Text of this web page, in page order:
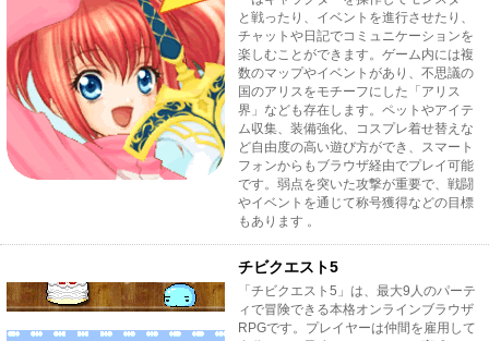
と戦ったり、イベントを進行させたり、
チャットや日記でコミュニケーションを
楽しむことができます。ゲーム内には複
数のマップやイベントがあり、不思議の
国のアリスをモチーフにした「アリス
界」なども存在します。ペットやアイテ
ム収集、装備強化、コスプレ着せ替えな
ど自由度の高い遊び方ができ、スマート
フォンからもブラウザ経由でプレイ可能
です。弱点を突いた攻撃が重要で、戦闘
やイベントを通じて称号獲得などの目標
もあります 。
チビクエスト5
「チビクエスト5」は、最大9人のパーテ
ィで冒険できる本格オンラインブラウザ
RPGです。プレイヤーは仲間を雇用して